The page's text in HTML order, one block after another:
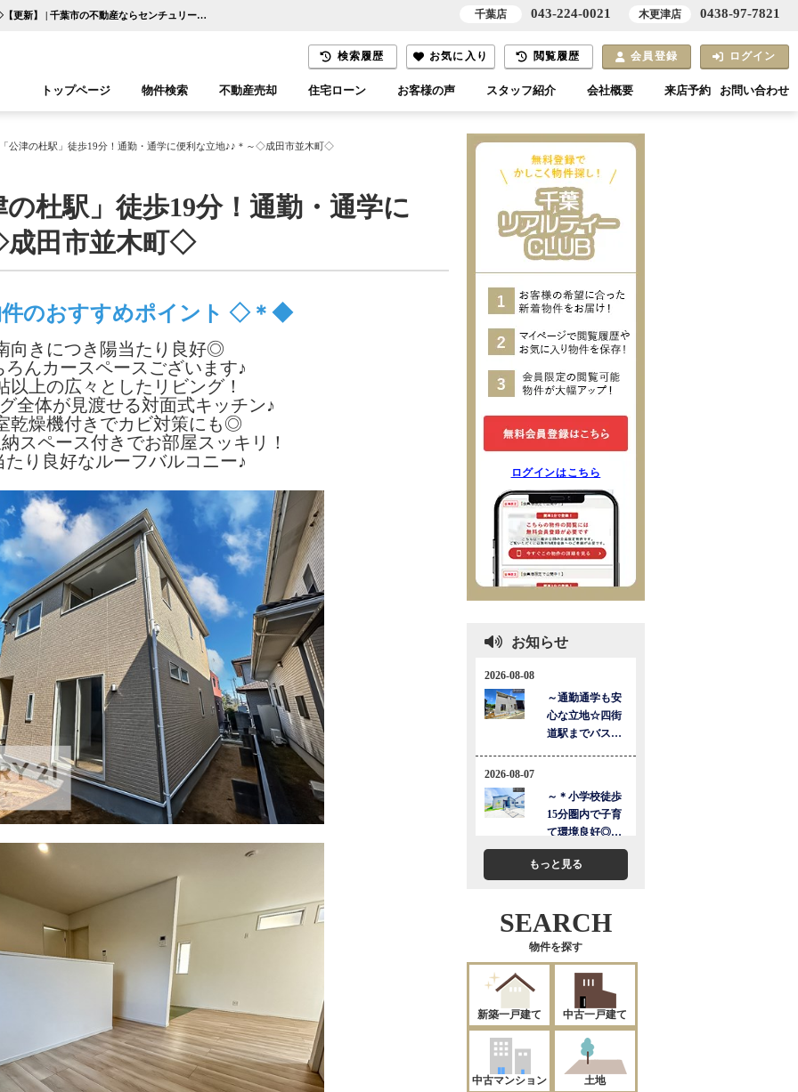
～＊京成本線「公津の杜駅」徒歩19分！通勤・通学に便利な立地♪♪＊～◇成田市並木町◇【更新】 | 千葉市の不動産ならセンチュリー21千葉リアルティー
検索履歴 お気に入り 閲覧履歴 会員登録 ログイン
トップページ 物件検索
千葉エリア 木更津エリア
不動産売却 住宅ローン お客様の声 スタッフ紹介 会社概要 来店予約 お問い合わせ
公津の杜駅」徒歩19分！通勤・通学に便利な立地♪♪＊～◇成田市並木町◇
杜駅」徒歩19分！通勤・通学に
成田市並木町◇
のおすすめポイント ◇＊◆
向きにつき陽当たり良好◎
んカースペースございます♪
以上の広々としたリビング！
全体が見渡せる対面式キッチン♪
乾燥機付きでカビ対策にも◎
スペース付きでお部屋スッキリ！
り良好なルーフバルコニー♪
ログインはこちら
お知らせ
もっと見る
SEARCH
物件を探す
新築一戸建て 中古一戸建て
中古マンション 土地
千葉店 043-224-0021 木更津店 0438-97-7821